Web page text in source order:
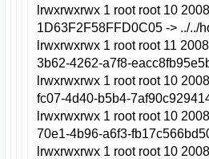
lrwxrwxrwx 1 root root 10
1D63F2F58FFD0C05 -> ../../
lrwxrwxrwx 1 root root 11
3b62-4262-a7f8-
lrwxrwxrwx 1 root root 10
fc07-4d40-b5b4-
lrwxrwxrwx 1 root root 10
70e1-4b96-a6f3-
lrwxrwxrwx 1 root root 10